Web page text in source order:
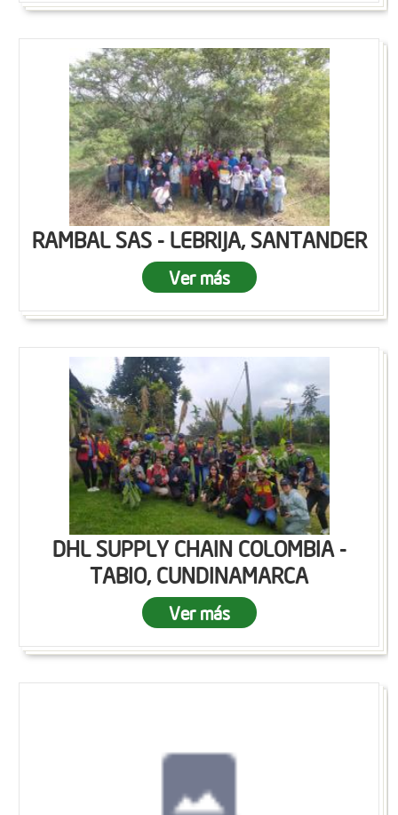
RAMBAL SAS - LEBRIJA, SANTANDER
Ver más
DHL SUPPLY CHAIN COLOMBIA -
TABIO, CUNDINAMARCA
Ver más